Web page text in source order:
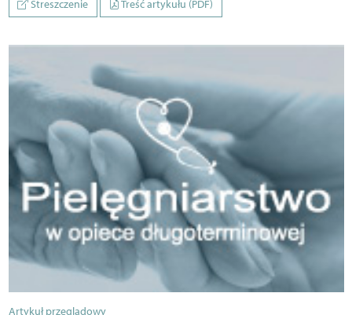
Streszczenie Treść artykułu (PDF)
Artykuł przeglądowy